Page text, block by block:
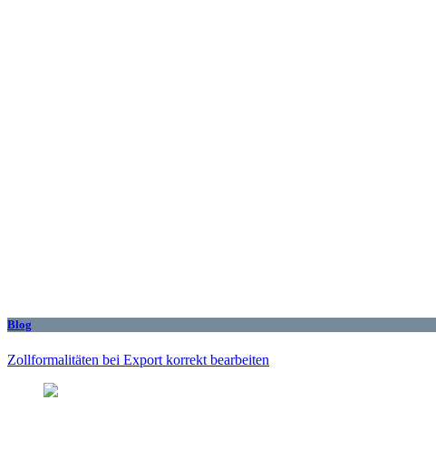
Blog
Zollformalitäten bei Export korrekt bearbeiten